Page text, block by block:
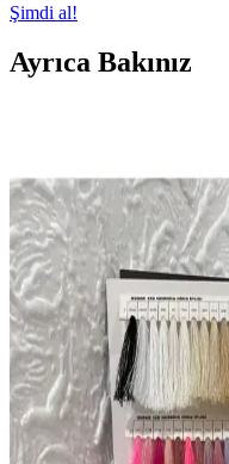
Şimdi al!
Ayrıca Bakınız
Alize Puffy 5'li paket,
rengiyle örgü projelerinde
alım avantajıyla uzun
tanır.
Artus Tedarik ve
detaylı karşılaştırması
İki popüler örgü yün tığ
TıkTık AL. Kalite, fiyat,
yorumlarıyla ilgili detaylar